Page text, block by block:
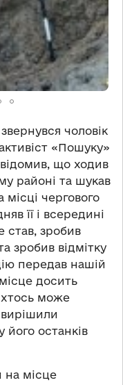
чоловік
«Пошуку»
що ходив
районі та шукав
чергового
її і всередині
став, зробив
зробив відмітку
передав нашій
досить
хтось може
його останків
на місце